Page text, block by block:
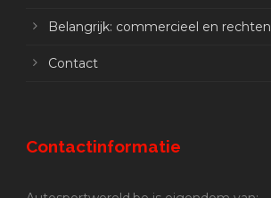
Belangrijk: commercieel en rechten
Contact
Contactinformatie